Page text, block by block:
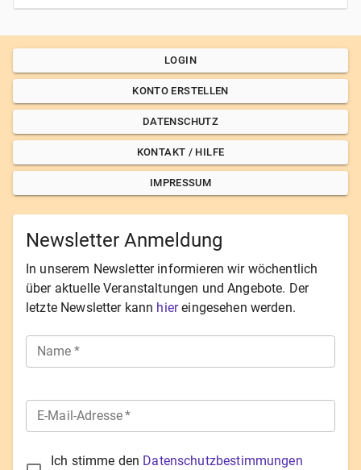
LOGIN
KONTO ERSTELLEN
DATENSCHUTZ
KONTAKT / HILFE
IMPRESSUM
Newsletter Anmeldung
In unserem Newsletter informieren wir wöchentlich
über aktuelle Veranstaltungen und Angebote. Der
letzte Newsletter kann hier eingesehen werden.
Name *
E-Mail-Adresse*
Ich stimme den Datenschutzbestimmungen